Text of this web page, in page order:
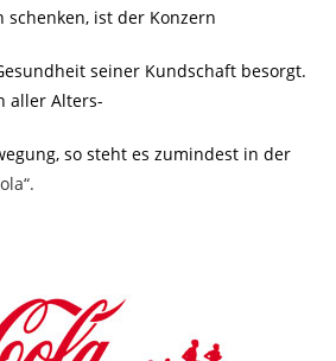
schenken, ist der Konzern
seiner Kundschaft besorgt.
aller Alters-
so steht es zumindest in der